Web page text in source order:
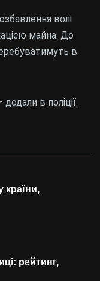
країни,
рейтинг,
волі
майна. До
в
в поліції.